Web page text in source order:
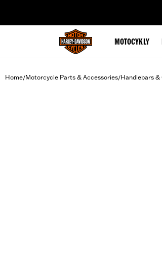
MOTOCYKLY
Home/Motorcycle Parts & Accessories/Handlebars &